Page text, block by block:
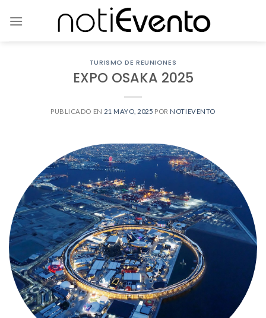
TURISMO DE REUNIONES
EXPO OSAKA 2025
PUBLICADO EN 21 MAYO, 2025 POR NOTIEVENTO